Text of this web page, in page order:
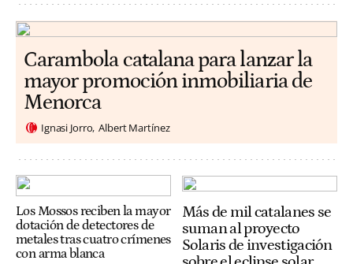
Carambola catalana para lanzar la
mayor promoción inmobiliaria de
Menorca
Ignasi Jorro Albert Martínez
Los Mossos reciben la mayor
dotación de detectores de
metales tras cuatro crímenes
con arma blanca
Más de mil catalanes se
suman al proyecto
Solaris de investigación